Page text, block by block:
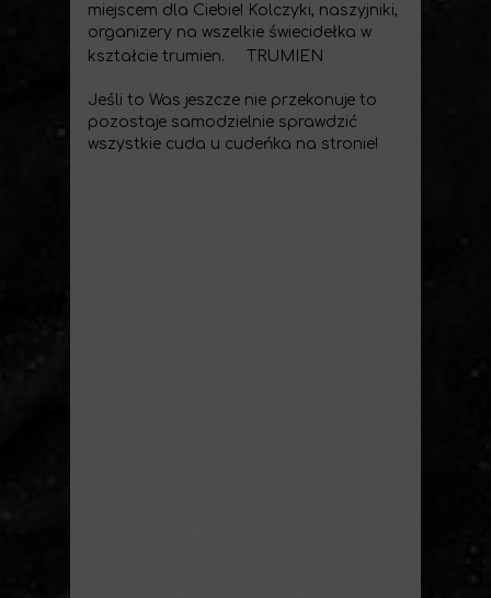
miejscem dla Ciebie! Kolczyki, naszyjniki,
organizery na wszelkie świecidełka w
kształcie trumien.
TRUMIEN
Jeśli to Was jeszcze nie przekonuje to
pozostaje samodzielnie sprawdzić
wszystkie cuda u cudeńka na stronie!